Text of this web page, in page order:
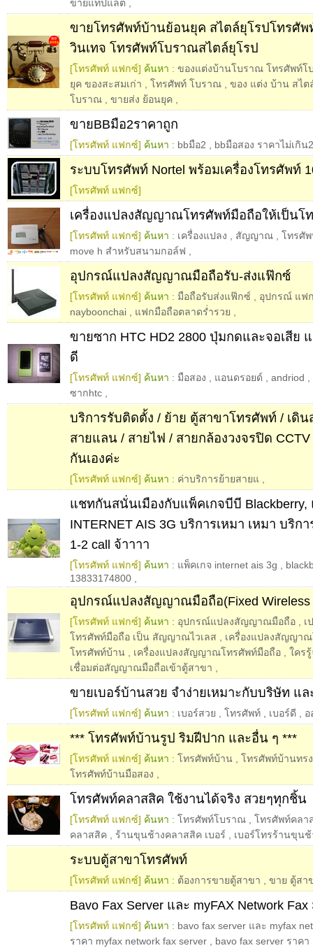
ขายแท็ปแล็ต
ขายโทรศัพท์บ้านย้อนยุค สไตล์ยุโรปโทรศั
วินเทจ โทรศัพท์โบราณสไตล์ยุโรป
[โทรศัพท์ แฟกซ์] ค้นหา : ของแต่งบ้านโบราณ โทรศัพท์โ
ยุค ของสะสมเก่า
โทรศัพท์ โบราณ
ของ แต่ง บ้าน สไต
โบราณ
ขายส่ง ย้อนยุค
ขายBBมือ2ราคาถูก
[โทรศัพท์ แฟกซ์] ค้นหา : bbมือ2 bbมือสอง ราคาไม่เกิน
ระบบโทรศัพท์ Nortel พร้อมเครื่องโทรศัพท์
[โทรศัพท์ แฟกซ์]
เครื่องแปลงสัญญาณโทรศัพท์มือถือให้เป็นโ
[โทรศัพท์ แฟกซ์] ค้นหา : เครื่องแปลง สัญญาณ
โทรศั
move h สำหรับสนามกอล์ฟ
อุปกรณ์แปลงสัญญาณมือถือรับ-ส่งแฟ๊กซ์
[โทรศัพท์ แฟกซ์] ค้นหา : มือถือรับส่งแฟ๊กซ์
อุปกรณ์ แฟ
nayboonchai
แฟกมือถือตลาดร่ำรวย
ขายซาก HTC HD2 2800 ปุ่มกดและจอเสีย
ดี
[โทรศัพท์ แฟกซ์] ค้นหา : มือสอง แอนดรอยด์ andriod
ซากhtc
บริการรับติดตั้ง / ย้าย ตู้สาขาโทรศัพท์ / เดิ
สายแลน / สายไฟ / สายกล้องวงจรปิด
กันเองค่ะ
[โทรศัพท์ แฟกซ์] ค้นหา : ค่าบริการย้ายสายแ
แชทกันสนั่นเมืองกับแพ็คเกจบีบี Blackberry,
INTERNET AIS 3G บริการเหมา เหมา บริก
1-2 call จ้าาาา
[โทรศัพท์ แฟกซ์] ค้นหา : แพ็คเกจ internet ais 3g
13833174800
อุปกรณ์แปลงสัญญาณมือถือ(Fixed Wireless
[โทรศัพท์ แฟกซ์] ค้นหา : อุปกรณ์แปลงสัญญาณมือถือ
เ
โทรศัพท์มือถือ เป็น สัญญาณไวเลส
เครื่องแปลงสัญญา
โทรศัพท์บ้าน
เครื่องแปลงสัญญาณโทรศัพท์มือถือ
ใคร
เชื่อมต่อสัญญาณมือถือเข้าตู้สาขา
ขายเบอร์บ้านสวย จำง่ายเหมาะกับบริษัท แล
[โทรศัพท์ แฟกซ์] ค้นหา : เบอร์สวย โทรศัพท์ เบอร์ดี
*** โทรศัพท์บ้านรูป ริมฝีปาก และอื่น ๆ ***
[โทรศัพท์ แฟกซ์] ค้นหา : โทรศัพท์บ้าน
โทรศัพท์บ้านทร
โทรศัพท์บ้านมือสอง
โทรศัพท์คลาสสิค ใช้งานได้จริง สวยๆทุกชิ้น
[โทรศัพท์ แฟกซ์] ค้นหา : โทรศัพท์โบราณ
โทรศัพท์คลา
คลาสสิค
ร้านขุนช้างคลาสสิค เบอร์ เบอร์โทรร้านขุน
ระบบตู้สาขาโทรศัพท์
[โทรศัพท์ แฟกซ์] ค้นหา : ต้องการขายตู้สาขา ขาย ตู้สา
Bavo Fax Server และ myFAX Network Fax
[โทรศัพท์ แฟกซ์] ค้นหา : bavo fax server และ myfax
ราคา myfax network fax server
bavo fax server ราคา